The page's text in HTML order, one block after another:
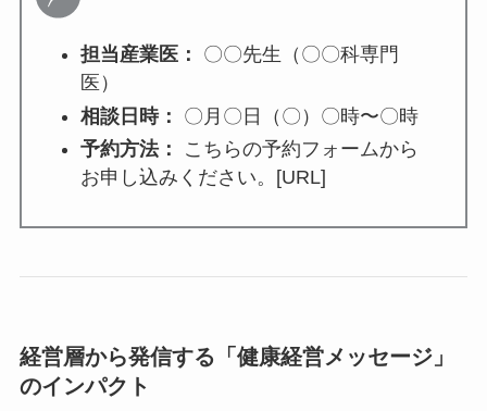
体のこと：健康診断の結果、生活習
慣、長引く不調など
心のこと：
ストレス、人間関係、気分
の落ち込みなど
働き方のこと：長時間労働、ワークラ
許可なく会社に伝わることはありません。どうぞ
安心してご活用ください。